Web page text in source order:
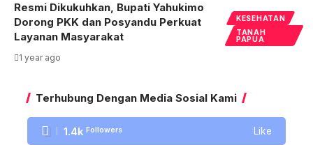
KESEHATAN
TANAH
PAPUA
Resmi Dikukuhkan, Bupati Yahukimo
Dorong PKK dan Posyandu Perkuat
Layanan Masyarakat
1 year ago
Terhubung Dengan Media Sosial Kami
1.4k Followers Like